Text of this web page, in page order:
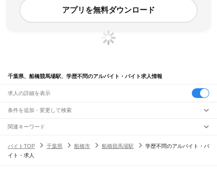
アプリを無料ダウンロード
千葉県、船橋競馬場駅、学歴不問のアルバイト・バイト求人情報
求人の詳細を表示
条件を追加・変更して検索
市区町村を追加・変更
千葉県すべて
千葉市
駅を追加・変更
職種を追加・変更
関連キーワード
バイトTOP
千葉県 船橋市 船橋競馬場駅
学歴不問のアルバイト・バ
イト・求人